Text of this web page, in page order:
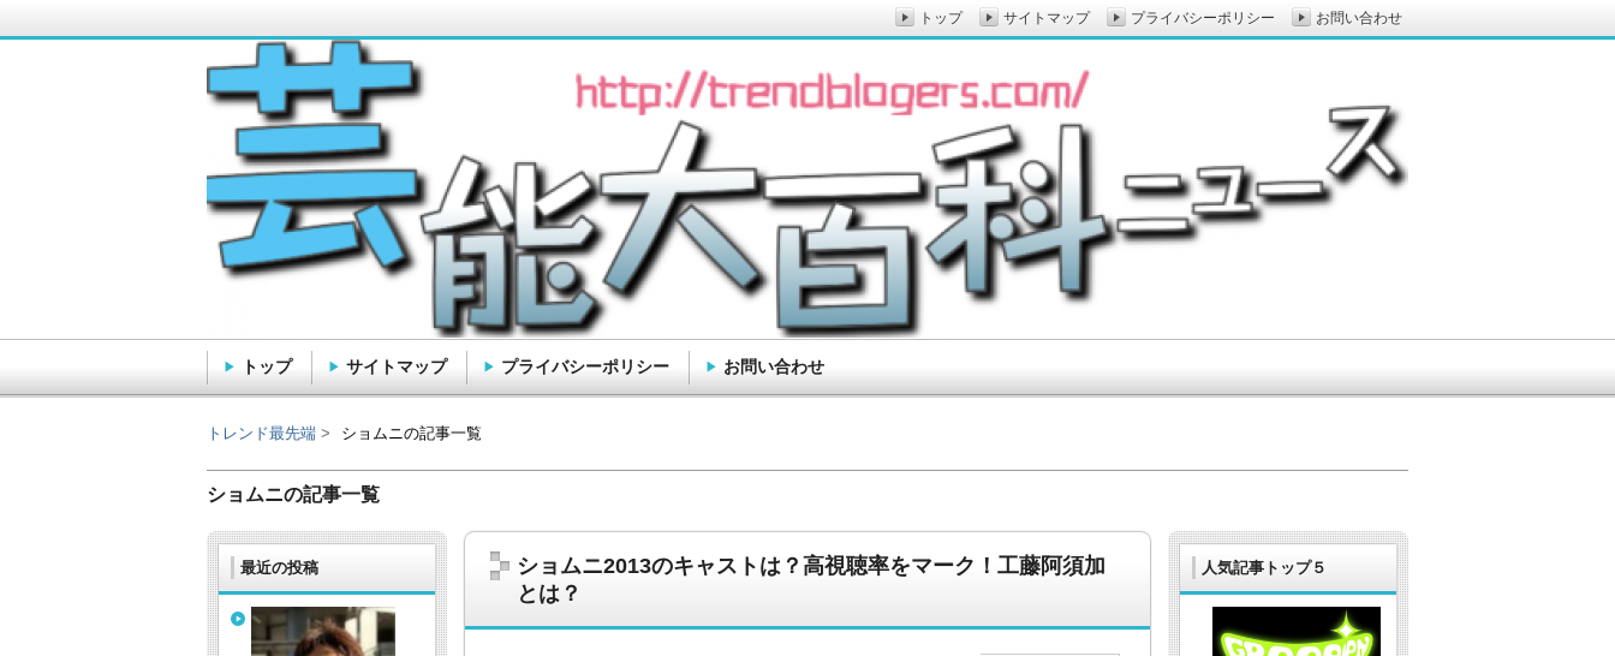
ショムニの記事一覧
ショムニ2013のキャストは？高視聴率をマーク！工藤阿須加
とは？
最近の投稿 人気記事トップ５
トレンド最先端 ショムニの記事一覧
トレンド最先端
トップ サイトマップ プライバシーポリシー お問い合わせ
トップ サイトマップ プライバシーポリシー お問い合わせ